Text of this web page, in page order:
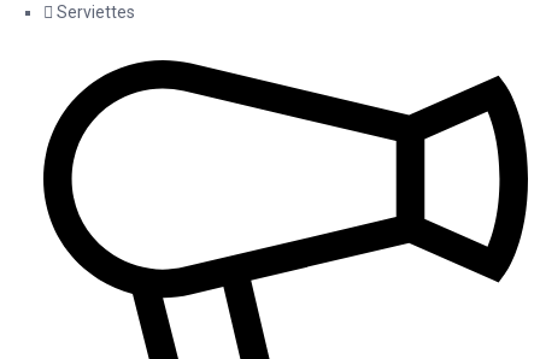
Serviettes